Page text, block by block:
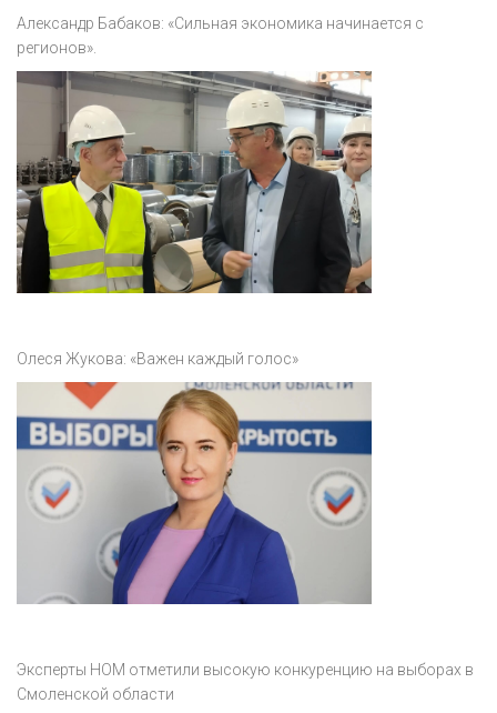
Александр Бабаков: «Сильная экономика начинается с
регионов».
Олеся Жукова: «Важен каждый голос»
Эксперты НОМ отметили высокую конкуренцию на выборах в
Смоленской области